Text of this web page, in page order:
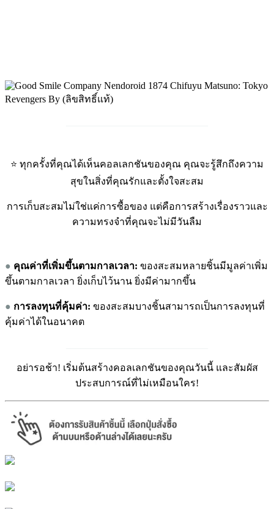
⭐ ทุกครั้งที่คุณได้เห็นคอลเลกชันของคุณ คุณจะรู้สึกถึงความ
สุขในสิ่งที่คุณรักและตั้งใจสะสม
การเก็บสะสมไม่ใช่แค่การซื้อของ แต่คือการสร้างเรื่องราวและ
ความทรงจำที่คุณจะไม่มีวันลืม
● คุณค่าที่เพิ่มขึ้นตามกาลเวลา: ของสะสมหลายชิ้นมีมูลค่าเพิ่ม
ขึ้นตามกาลเวลา ยิ่งเก็บไว้นาน ยิ่งมีค่ามากขึ้น
● การลงทุนที่คุ้มค่า: ของสะสมบางชิ้นสามารถเป็นการลงทุนที่
คุ้มค่าได้ในอนาคต
อย่ารอช้า! เริ่มต้นสร้างคอลเลกชันของคุณวันนี้ และสัมผัส
ประสบการณ์ที่ไม่เหมือนใคร!